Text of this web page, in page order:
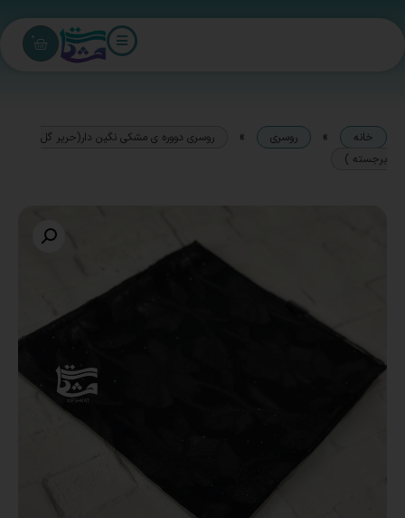
0
خانه » روسری »
روسری دووره ی مشکی نگین دار(حریر گل
برجسته )